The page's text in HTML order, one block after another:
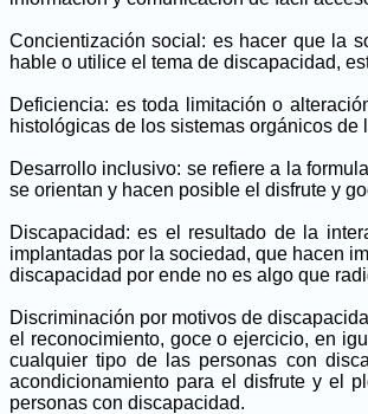
Concientización social: es hacer que la
hable o utilice el tema de discapacidad,
Deficiencia: es toda limitación o
histológicas de los sistemas orgánicos de
Desarrollo inclusivo: se refiere a la
se orientan y hacen posible el disfrute y
Discapacidad: es el resultado de la
implantadas por la sociedad, que hacen
discapacidad por ende no es algo que
Discriminación por motivos de
el reconocimiento, goce o ejercicio, en
cualquier tipo de las personas con
acondicionamiento para el disfrute y el
personas con discapacidad.